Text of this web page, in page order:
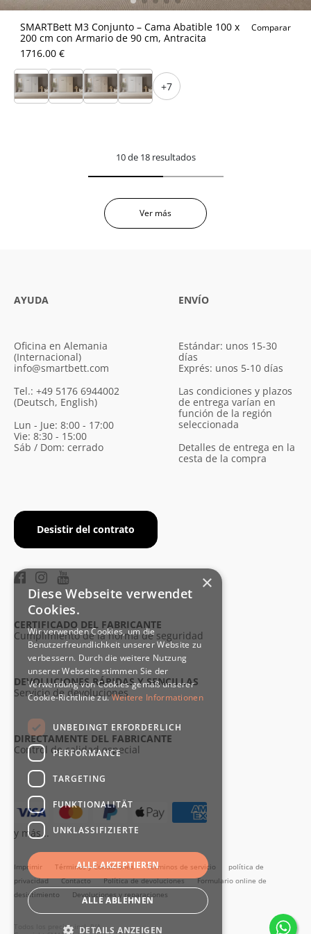
SMARTBett M3 Conjunto – Cama Abatible 100 x
200 cm con Armario de 90 cm, Antracita
Comparar
1716.00 €
+7
10 de 18 resultados
Ver más
AYUDA
Oficina en Alemania
(Internacional)
info@smartbett.com
Tel.: +49 5176 6944002
(Deutsch, English)
Lun - Jue: 8:00 - 17:00
Vie: 8:30 - 15:00
Sáb / Dom: cerrado
Desistir del contrato
ENVÍO
Estándar: unos 15-30
días
Exprés: unos 5-10 días
Las condiciones y plazos
de entrega varían en
función de la región
seleccionada
Detalles de entrega en la
cesta de la compra
CERTIFICADO DEL FABRICANTE
Cumplimiento de la norma de seguridad
DEVOLUCIONES RÁPIDAS Y SENCILLAS
Servicio de devoluciones
DIRECTAMENTE DEL FABRICANTE
Control de calidad especial
Imprimir Términos y Condiciones Términos de servicio
política de
privacidad
Contacto Política de devoluciones
Formulario online de
desistimiento
Devoluciones y reparaciones
Todos los precios incl. IVA
y más...
×
Diese Webseite verwendet
Cookies.
Wir verwenden Cookies, um die
Benutzerfreundlichkeit unserer Website zu
verbessern. Durch die weitere Nutzung
unserer Webseite stimmen Sie der
Verwendung von Cookies gemäß unserer
Cookie-Richtlinie zu.Weitere Informationen
UNBEDINGT ERFORDERLICH
PERFORMANCE
TARGETING
FUNKTIONALITÄT
UNKLASSIFIZIERTE
ALLE AKZEPTIEREN
ALLE ABLEHNEN
DETAILS ANZEIGEN